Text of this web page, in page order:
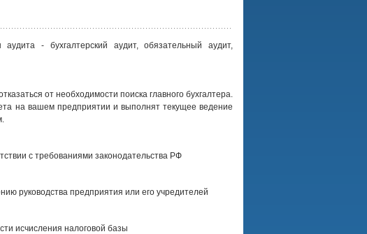
- бухгалтерский аудит, обязательный аудит,
от необходимости поиска главного бухгалтера.
на вашем предприятии и выполнят текущее ведение
с требованиями законодательства РФ
руководства предприятия или его учредителей
исчисления налоговой базы